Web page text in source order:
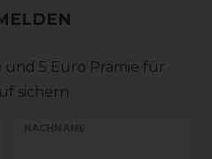
5 Euro Prämie für
sichern
NACHNAME